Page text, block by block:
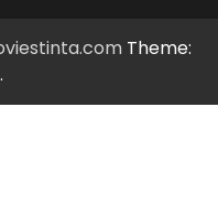
Theme:
.